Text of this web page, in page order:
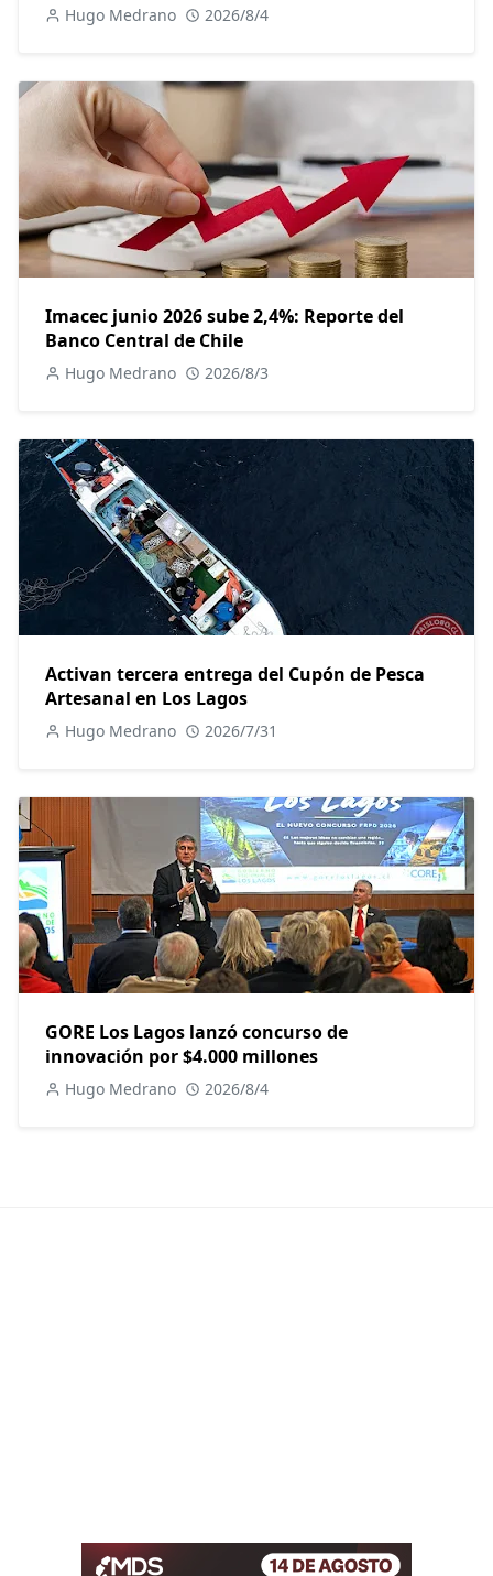
Hugo Medrano 2026/8/4
Imacec junio 2026 sube 2,4%: Reporte del
Banco Central de Chile
Hugo Medrano 2026/8/3
Activan tercera entrega del Cupón de Pesca
Artesanal en Los Lagos
Hugo Medrano 2026/7/31
GORE Los Lagos lanzó concurso de
innovación por $4.000 millones
Hugo Medrano 2026/8/4